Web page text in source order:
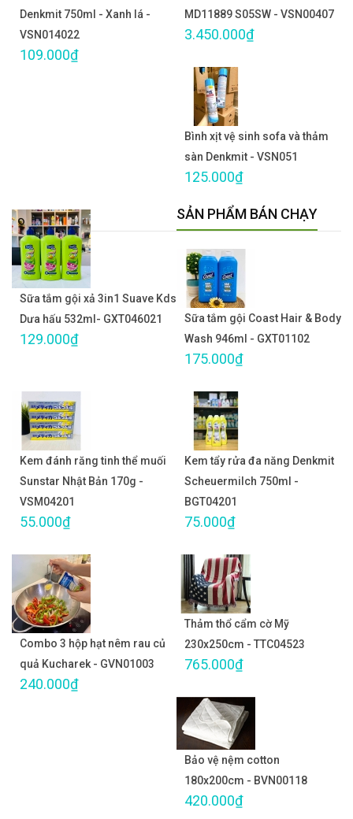
Denkmit 750ml - Xanh lá -
VSN014022
109.000₫
MD11889 S05SW - VSN00407
3.450.000₫
Bình xịt vệ sinh sofa và thảm
sàn Denkmit - VSN051
125.000₫
Sữa tắm gội xả 3in1 Suave Kds
Dưa hấu 532ml- GXT046021
129.000₫
SẢN PHẨM BÁN CHẠY
Sữa tắm gội Coast Hair & Body
Wash 946ml - GXT01102
175.000₫
Kem đánh răng tinh thể muối
Sunstar Nhật Bản 170g -
VSM04201
55.000₫
Kem tẩy rửa đa năng Denkmit
Scheuermilch 750ml -
BGT04201
75.000₫
Combo 3 hộp hạt nêm rau củ
quả Kucharek - GVN01003
240.000₫
Thảm thổ cẩm cờ Mỹ
230x250cm - TTC04523
765.000₫
Bảo vệ nệm cotton
180x200cm - BVN00118
420.000₫